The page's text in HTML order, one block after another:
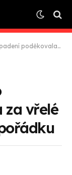
vzkazy; řekla, že je v pořádku
za vřelé